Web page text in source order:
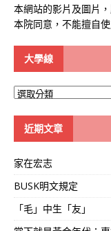
本網站的影片及圖片
本院同意，不能擅自使
大學線
大
近期文章
家在宏志
BUSK明文規定
「毛」中生「友」